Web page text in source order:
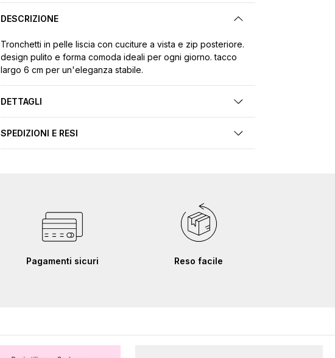
DESCRIZIONE
Tronchetti in pelle liscia con cuciture a vista e zip posteriore.
design pulito e forma comoda ideali per ogni giorno. tacco
largo 6 cm per un'eleganza stabile.
DETTAGLI
SPEDIZIONI E RESI
Pagamenti sicuri Reso facile